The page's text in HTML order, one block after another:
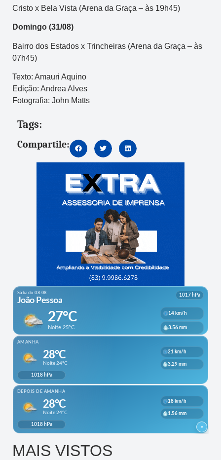
Cristo x Bela Vista (Arena da Graça – às 19h45)
Domingo (31/08)
Bairro dos Estados x Trincheiras (Arena da Graça – às
07h45)
Texto: Amauri Aquino
Edição: Andrea Alves
Fotografia: John Matts
Tags:
Compartile:
MAIS VISTOS